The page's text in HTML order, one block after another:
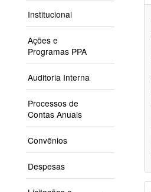
Institucional
Ações e
Programas PPA
Auditoria Interna
Processos de
Contas Anuais
Convênios
Despesas